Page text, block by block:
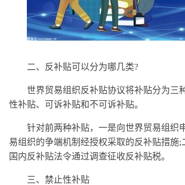
二、反补贴可以分为哪几类?
世界贸易组织反补贴协议将补贴分为三
性补贴、可诉补贴和不可诉补贴。
针对前两种补贴，一是向世界贸易组织
易组织的争端机制经授权采取的反补贴措施;
国内反补贴法令通过调查征收反补贴税。
三、禁止性补贴